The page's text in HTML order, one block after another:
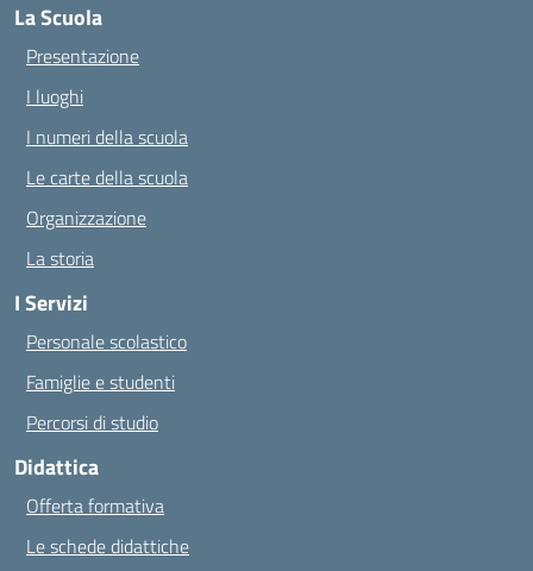
La Scuola
Presentazione
I luoghi
I numeri della scuola
Le carte della scuola
Organizzazione
La storia
I Servizi
Personale scolastico
Famiglie e studenti
Percorsi di studio
Didattica
Offerta formativa
Le schede didattiche